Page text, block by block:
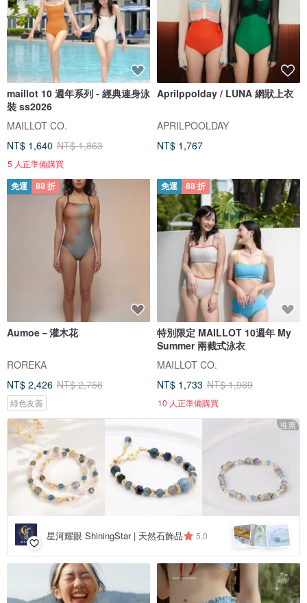
maillot 10 週年系列 - 經典連身泳
裝 ss2026
MAILLOT CO.
NT$ 1,640 NT$ 1,863
5 人正準備購買
Aprilppolday / LUNA 網狀上衣
APRILPOOLDAY
NT$ 1,767
免運 88 折
Aumoe－灌木花
ROREKA
NT$ 2,426 NT$ 2,756
綠色友善
免運 88 折
特別限定 MAILLOT 10週年 My
Summer 兩截式泳衣
MAILLOT CO.
NT$ 1,733 NT$ 1,969
10 人正準備購買
推廣
星河耀眼 ShiningStar | 天然石飾品 5.0